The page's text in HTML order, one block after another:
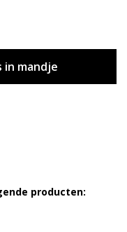
producten:
in mandje